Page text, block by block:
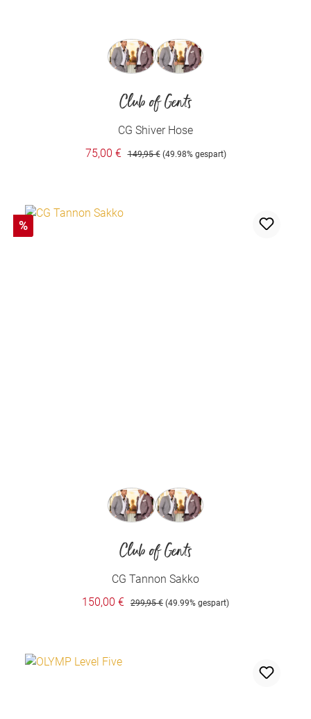
auswählen
Club of Gents
CG Shiver Hose
75,00 €
149,95 € (49.98% gespart)
%
auswählen
Club of Gents
CG Tannon Sakko
150,00 €
299,95 € (49.99% gespart)